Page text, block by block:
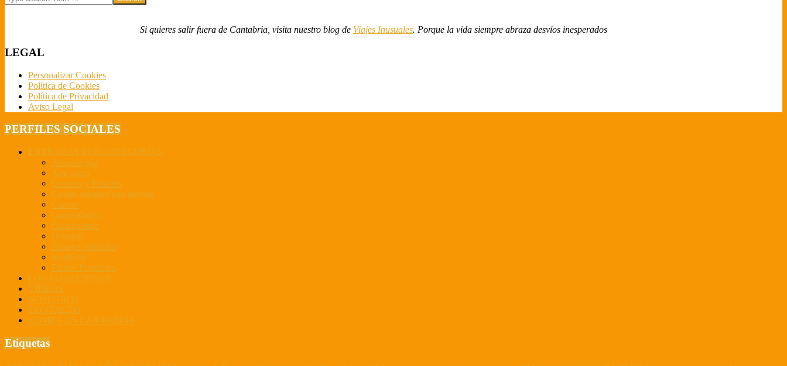
Si quieres salir fuera de Cantabria, visita nuestro blog de Viajes Inusuales. Porque la vida siempre abraza desvíos inesperados
LEGAL
Personalizar Cookies
Política de Cookies
Política de Privacidad
Aviso Legal
PERFILES SOCIALES
ENTRADAS POR CATEGORÍAS
Arqueología
Arte sacro
Casonas y Palacios
Cascos urbanos con historia
Cuevas
Curiosidades
Gastronomía
Historias
Paisajes naturales
Senderos
Fiestas Populares
LOCALIZACIONES
VÍDEOS
NOSOTROS
CONTACTO
COMER EN CANTABRIA
Etiquetas